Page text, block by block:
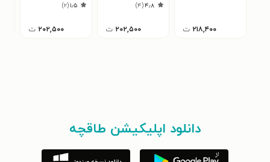
۲۱۸,۴۰۰ ت
۴٫۸(۴)
۲۰۲,۵۰۰ ت
۱٫۵(۲)
۲۰۲,۵۰۰ ت
دانلود اپلیکیشن طاقچه